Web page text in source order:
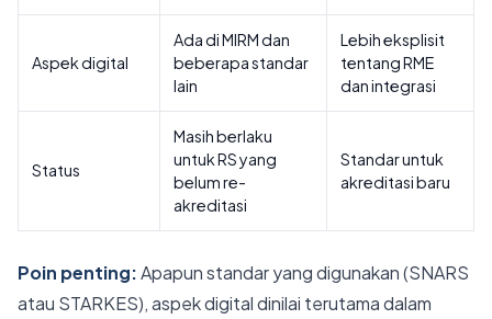
Aspek digital
Ada di MIRM dan
beberapa standar
lain
Lebih eksplisit
tentang RME
dan integrasi
Status
Masih berlaku
untuk RS yang
belum re-
akreditasi
Standar untuk
akreditasi baru
Poin penting:Apapun standar yang digunakan (SNARS
atau STARKES), aspek digital dinilai terutama dalam